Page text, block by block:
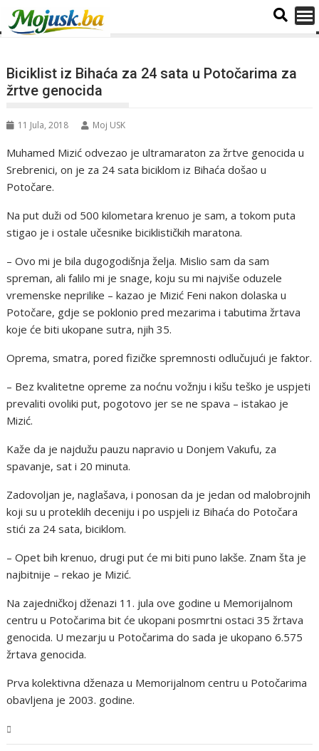
Biciklist iz Bihaća za 24 sata u Potočarima za
žrtve genocida
11 Jula, 2018 Moj USK
Muhamed Mizić odvezao je ultramaraton za žrtve genocida u
Srebrenici, on je za 24 sata biciklom iz Bihaća došao u
Potočare.
Na put duži od 500 kilometara krenuo je sam, a tokom puta
stigao je i ostale učesnike biciklističkih maratona.
– Ovo mi je bila dugogodišnja želja. Mislio sam da sam
spreman, ali falilo mi je snage, koju su mi najviše oduzele
vremenske neprilike – kazao je Mizić Feni nakon dolaska u
Potočare, gdje se poklonio pred mezarima i tabutima žrtava
koje će biti ukopane sutra, njih 35.
Oprema, smatra, pored fizičke spremnosti odlučujući je faktor.
– Bez kvalitetne opreme za noćnu vožnju i kišu teško je uspjeti
prevaliti ovoliki put, pogotovo jer se ne spava – istakao je
Mizić.
Kaže da je najdužu pauzu napravio u Donjem Vakufu, za
spavanje, sat i 20 minuta.
Zadovoljan je, naglašava, i ponosan da je jedan od malobrojnih
koji su u proteklih deceniju i po uspjeli iz Bihaća do Potočara
stići za 24 sata, biciklom.
– Opet bih krenuo, drugi put će mi biti puno lakše. Znam šta je
najbitnije – rekao je Mizić.
Na zajedničkoj dženazi 11. jula ove godine u Memorijalnom
centru u Potočarima bit će ukopani posmrtni ostaci 35 žrtava
genocida. U mezarju u Potočarima do sada je ukopano 6.575
žrtava genocida.
Prva kolektivna dženaza u Memorijalnom centru u Potočarima
obavljena je 2003. godine.